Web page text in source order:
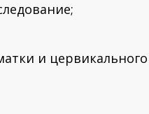
и цервикального